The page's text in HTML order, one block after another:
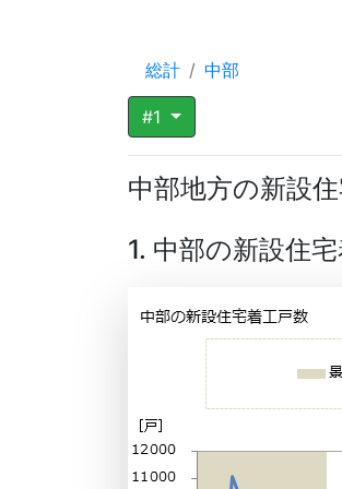
総計 中部
#1
中部地方の新設
1. 中部の新設住